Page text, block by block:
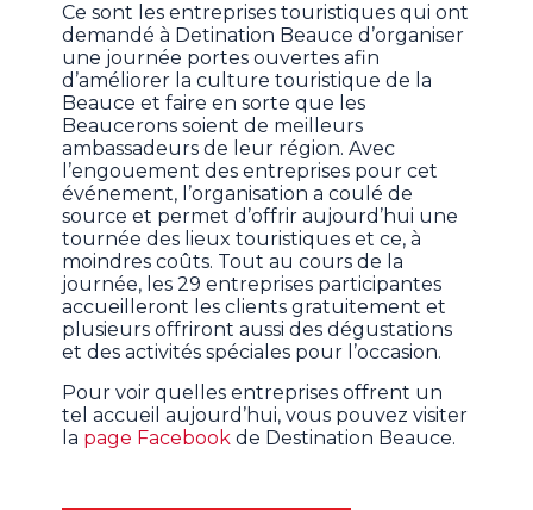
Ce sont les entreprises touristiques qui ont
demandé à Detination Beauce d’organiser
une journée portes ouvertes afin
d’améliorer la culture touristique de la
Beauce et faire en sorte que les
Beaucerons soient de meilleurs
ambassadeurs de leur région. Avec
l’engouement des entreprises pour cet
événement, l’organisation a coulé de
source et permet d’offrir aujourd’hui une
tournée des lieux touristiques et ce, à
moindres coûts. Tout au cours de la
journée, les 29 entreprises participantes
accueilleront les clients gratuitement et
plusieurs offriront aussi des dégustations
et des activités spéciales pour l’occasion.
Pour voir quelles entreprises offrent un
tel accueil aujourd’hui, vous pouvez visiter
la page Facebookde Destination Beauce.